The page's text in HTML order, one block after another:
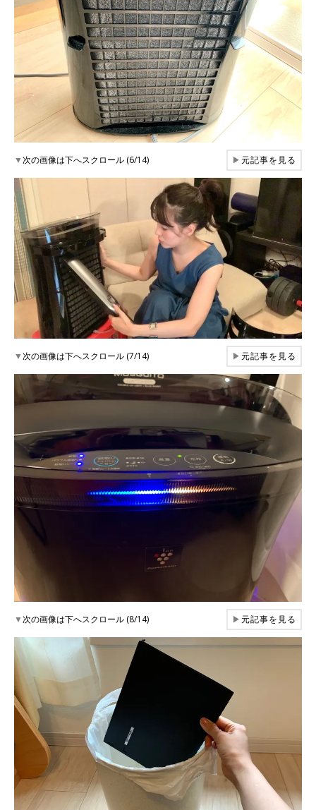
▼次の画像は下へスクロール (6/14) ▶元記事を見る
▼次の画像は下へスクロール (7/14) ▶元記事を見る
▼次の画像は下へスクロール (8/14) ▶元記事を見る